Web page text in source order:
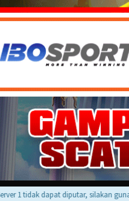
tidak dapat diputar, silakan gunakan